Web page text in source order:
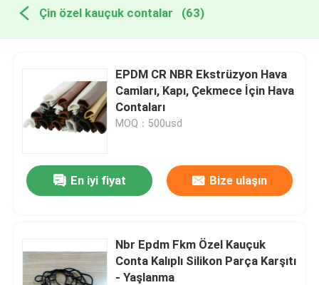
Çin özel kauçuk contalar (63)
EPDM CR NBR Ekstrüzyon Hava
Camları, Kapı, Çekmece İçin Hava
Contaları
MOQ：500usd
En iyi fiyat Bize ulaşın
Nbr Epdm Fkm Özel Kauçuk
Conta Kalıplı Silikon Parça Karşıtı
- Yaşlanma